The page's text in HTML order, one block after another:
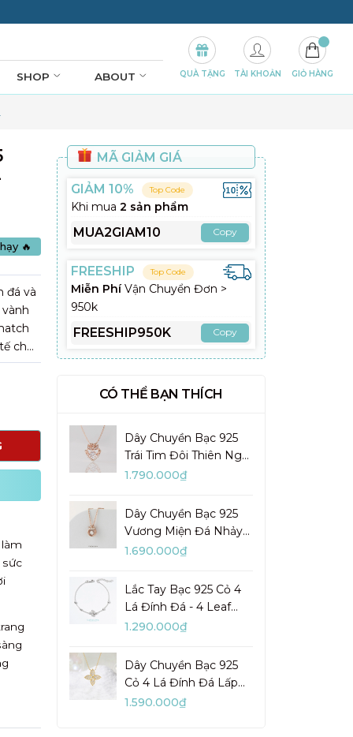
SHOP ABOUT QUÀ TẶNG TÀI KHOẢN GIỎ HÀNG
🔥
đá và
cho
MÃ GIẢM GIÁ
GIẢM 10% Top Code
Khi mua 2 sản phẩm
MUA2GIAM10 Copy
FREESHIP Top Code
Miễn PhíVận Chuyển Đơn >
950k
FREESHIP950K Copy
CÓ THỂ BẠN THÍCH
Dây Chuyền Bạc 925
Trái Tim Đôi Thiên Nga
Đá Nhảy Pretty Swan -
1.790.000₫
Dây Chuyền Bạc 925
Vương Miện Đá Nhảy
My Queen - VYN13
1.690.000₫
Lắc Tay Bạc 925 Cỏ 4
Lá Đính Đá - 4 Leaf
Clover - VYB27
1.290.000₫
Dây Chuyền Bạc 925
Cỏ 4 Lá Đính Đá Lấp
Lánh Lady Clover -
1.590.000₫